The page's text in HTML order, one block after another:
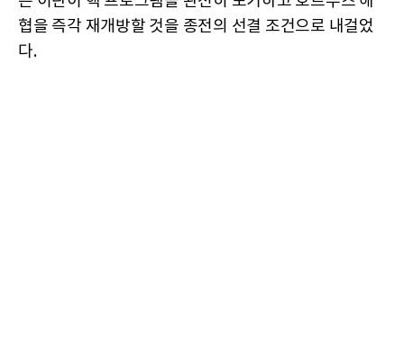
협을 즉각 재개방할 것을 종전의 선결 조건으로 내걸었
다.